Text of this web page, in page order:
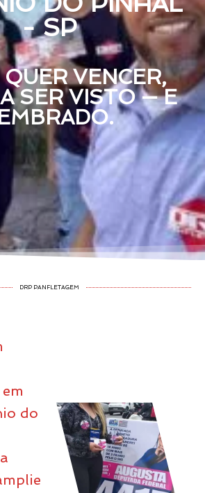
- SP
VENCER,
SER VISTO — E
DRP PANFLETAGEM
do